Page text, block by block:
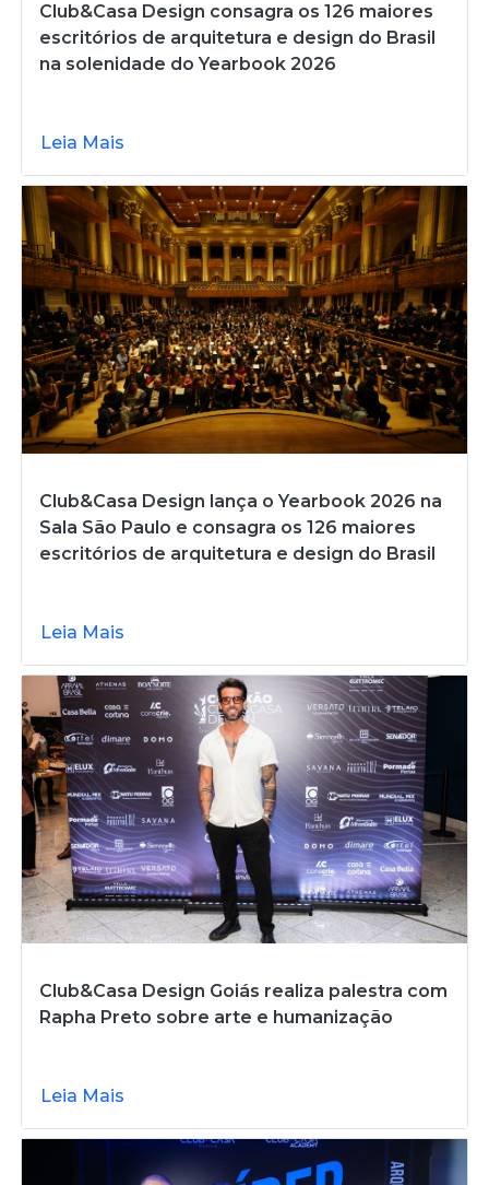
Club&Casa Design consagra os 126 maiores
escritórios de arquitetura e design do Brasil
na solenidade do Yearbook 2026
Leia Mais
Club&Casa Design lança o Yearbook 2026 na
Sala São Paulo e consagra os 126 maiores
escritórios de arquitetura e design do Brasil
Leia Mais
Club&Casa Design Goiás realiza palestra com
Rapha Preto sobre arte e humanização
Leia Mais